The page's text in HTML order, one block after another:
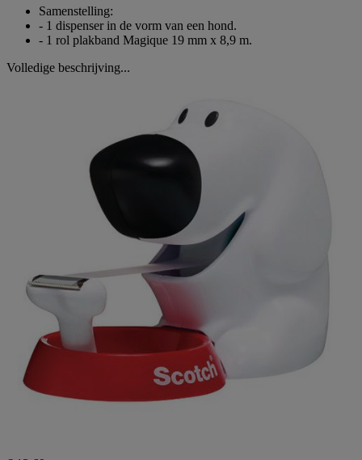
Samenstelling:
- 1 dispenser in de vorm van een hond.
- 1 rol plakband Magique 19 mm x 8,9 m.
Volledige beschrijving...